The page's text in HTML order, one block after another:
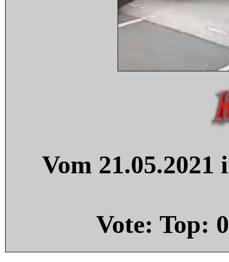
Vom
Vote: Top: 0